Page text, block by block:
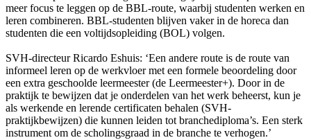
meer focus te leggen op de BBL-route, waarbij studenten werken en
leren combineren. BBL-studenten blijven vaker in de horeca dan
studenten die een voltijdsopleiding (BOL) volgen.
SVH-directeur Ricardo Eshuis: ‘Een andere route is de route van
informeel leren op de werkvloer met een formele beoordeling door
een extra geschoolde leermeester (de Leermeester+). Door in de
praktijk te bewijzen dat je onderdelen van het werk beheerst, kun je
als werkende en lerende certificaten behalen (SVH-
praktijkbewijzen) die kunnen leiden tot branchediploma’s. Een sterk
instrument om de scholingsgraad in de branche te verhogen.’